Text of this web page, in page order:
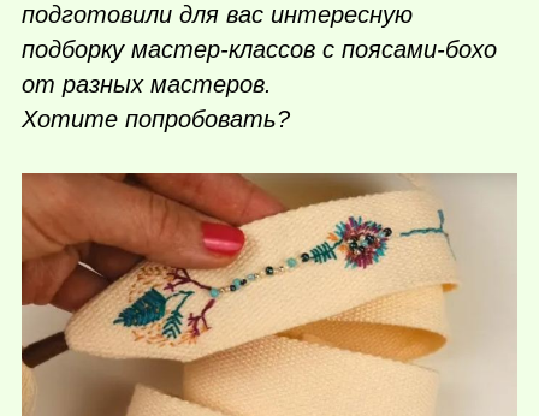
подготовили для вас интересную
подборку мастер-классов с поясами-бохо
от разных мастеров.
Хотите попробовать?